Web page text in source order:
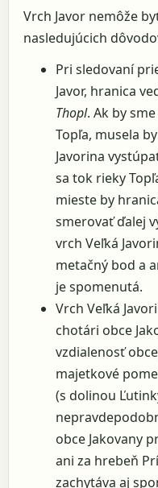
Vrch Javor nemôže
nasledujúcich
Pri sledovaní
Javor, hranica
Thopl. Ak by
Topľa, musela
Javorina
sa tok rieky
mieste by
smerovať ďalej
vrch Veľká
metačný bod a
je spomenutá.
Vrch Veľká
chotári obce
vzdialenosť
majetkové
(s dolinou
obce Jakovany
ani za hrebeň
zachytáva aj